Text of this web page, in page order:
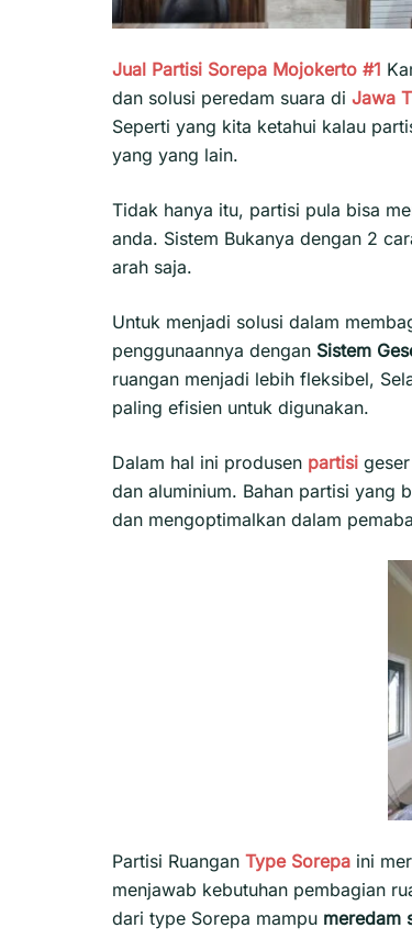
Jual Partisi Sorepa Mojokerto #1
dan solusi peredam suara di Jawa
Seperti yang kita ketahui kalau
yang yang lain.
Tidak hanya itu, partisi pula bisa
anda. Sistem Bukanya dengan 2
arah saja.
Untuk menjadi solusi dalam
penggunaannya dengan Sistem
ruangan menjadi lebih fleksibel,
paling efisien untuk digunakan.
Dalam hal ini produsen partisi
dan aluminium. Bahan partisi yang
dan mengoptimalkan dalam
Partisi Ruangan Type Sorepa ini
menjawab kebutuhan pembagian
dari type Sorepa mampu meredam